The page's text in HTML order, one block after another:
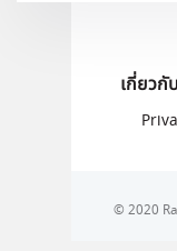
เกี่ยวกั
© 2020